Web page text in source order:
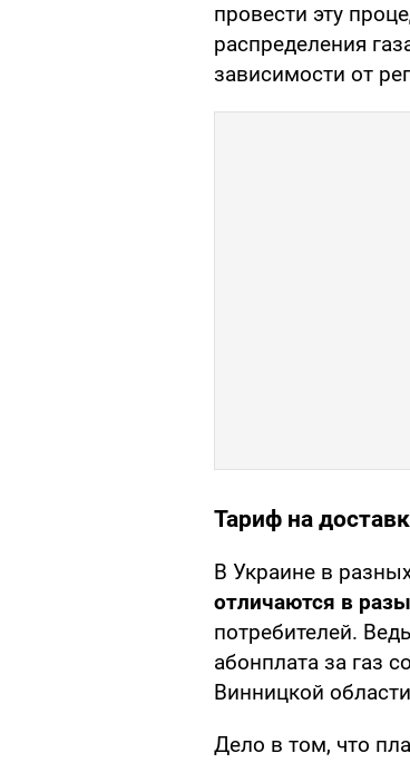
провести эту
распределения
зависимости от
Тариф на
В Украине в
отличаются в разы
потребителей.
абонплата за газ
Винницкой
Дело в том, что